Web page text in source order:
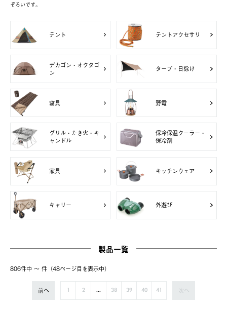
ぞろいです。
テント テントアクセサリ
デカゴン・オクタゴ
ン
タープ・日除け
寝具 野電
グリル・たき火・キ
ャンドル
保冷保温クーラー・
保冷剤
家具 キッチンウェア
キャリー 外遊び
製品一覧
806件中 〜 件（48ページ⽬を表⽰中）
前へ 2 ... 38 39 40 41 次へ